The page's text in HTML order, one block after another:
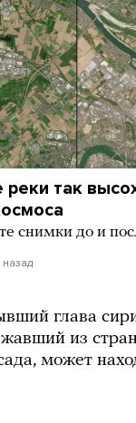
реки так
снимки до и
назад
глава
из
может